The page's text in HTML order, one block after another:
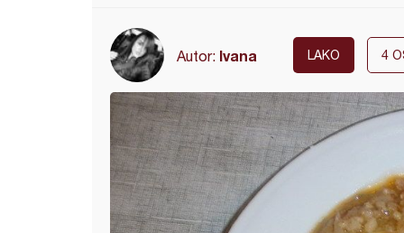
Autor: Ivana LAKO 4